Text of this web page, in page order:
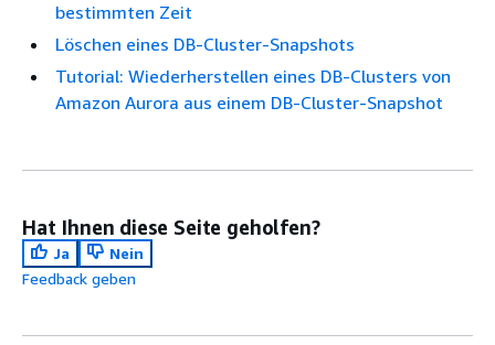
bestimmten Zeit
Löschen eines DB-Cluster-Snapshots
Tutorial: Wiederherstellen eines DB-Clusters von
Amazon Aurora aus einem DB-Cluster-Snapshot
Hat Ihnen diese Seite geholfen?
Ja
Nein
Feedback geben